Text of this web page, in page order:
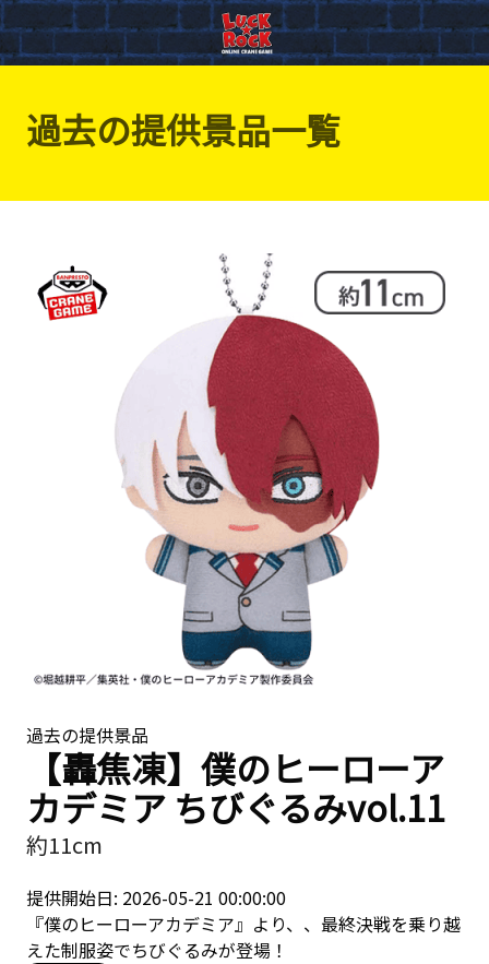
過去の提供景品一覧
過去の提供景品
【轟焦凍】僕のヒーローア
カデミア ちびぐるみvol.11
約11cm
提供開始日: 2026-05-21 00:00:00
『僕のヒーローアカデミア』より、、最終決戦を乗り越
えた制服姿でちびぐるみが登場！